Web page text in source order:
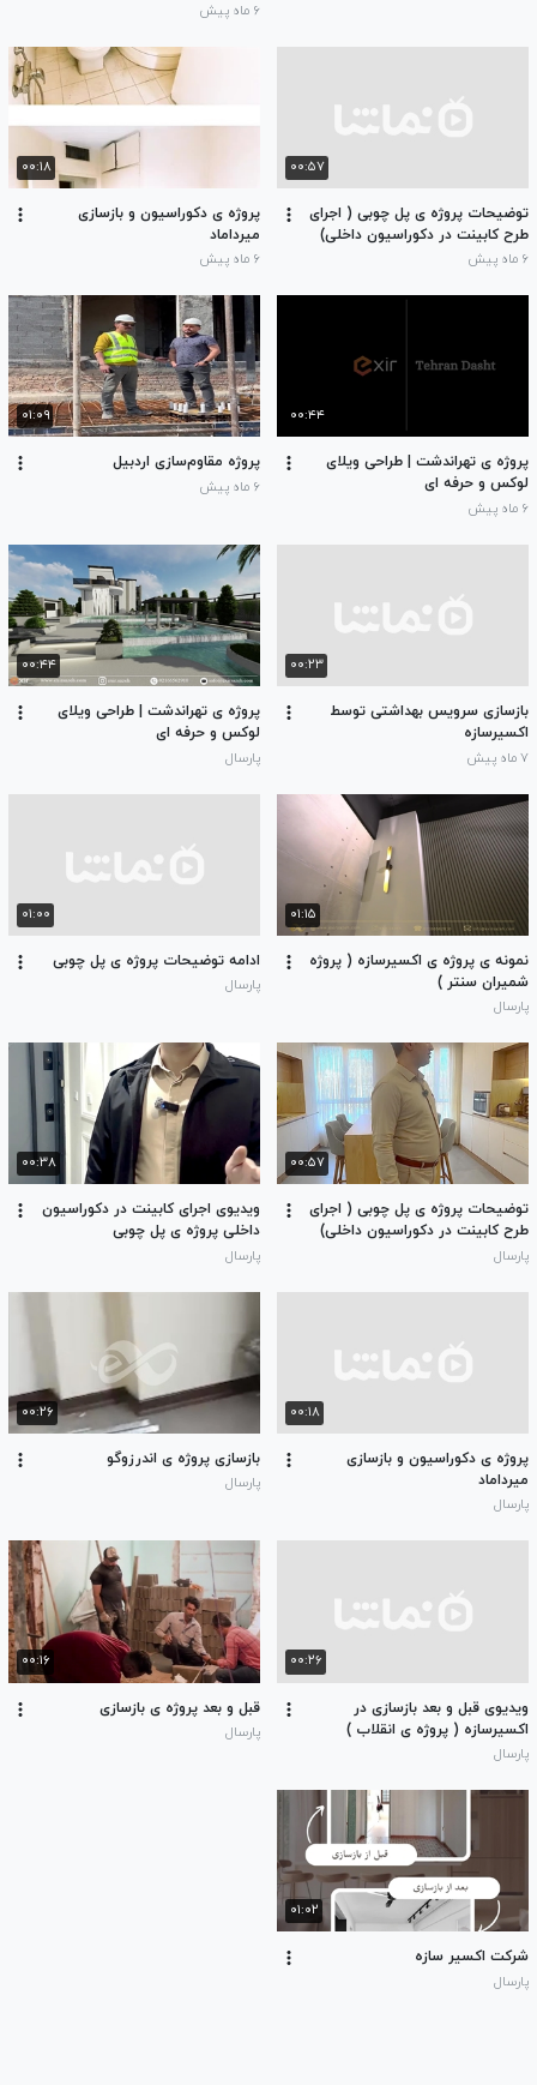
۶ ماه پیش
۰۰:۵۷
توضیحات پروژه ی پل چوبی ( اجرای
طرح کابینت در دکوراسیون داخلی)
۶ ماه پیش
۰۰:۱۸
پروژه ی دکوراسیون و بازسازی
میرداماد
۶ ماه پیش
۰۰:۴۴
پروژه ی تهراندشت | طراحی ویلای
لوکس و حرفه ای
۶ ماه پیش
۰۱:۰۹
پروژه مقاوم‌سازی اردبیل
۶ ماه پیش
۰۰:۲۳
بازسازی سرویس بهداشتی توسط
اکسیرسازه
۷ ماه پیش
۰۰:۴۴
پروژه ی تهراندشت | طراحی ویلای
لوکس و حرفه ای
پارسال
۰۱:۱۵
نمونه ی پروژه ی اکسیرسازه ( پروژه
شمیران سنتر )
پارسال
۰۱:۰۰
ادامه توضیحات پروژه ی پل چوبی
پارسال
۰۰:۵۷
توضیحات پروژه ی پل چوبی ( اجرای
طرح کابینت در دکوراسیون داخلی)
پارسال
۰۰:۳۸
ویدیوی اجرای کابینت در دکوراسیون
داخلی پروژه ی پل چوبی
پارسال
۰۰:۱۸
پروژه ی دکوراسیون و بازسازی
میرداماد
پارسال
۰۰:۲۶
بازسازی پروژه ی اندرزوگو
پارسال
۰۰:۲۶
ویدیوی قبل و بعد بازسازی در
اکسیرسازه ( پروژه ی انقلاب )
پارسال
۰۰:۱۶
قبل و بعد پروژه ی بازسازی
پارسال
۰۱:۰۲
شرکت اکسیر سازه
پارسال